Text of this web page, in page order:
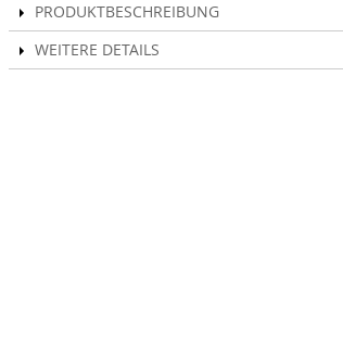
PRODUKTBESCHREIBUNG
WEITERE DETAILS